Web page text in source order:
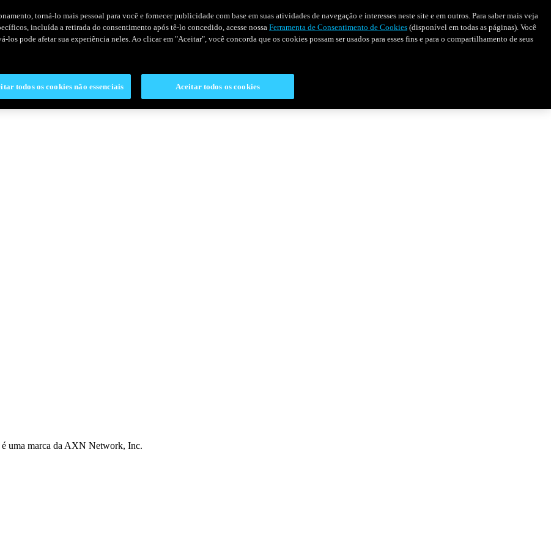
uma marca da AXN Network, Inc.
torná-lo mais pessoal para você e fornecer publicidade com base em suas atividades de navegação e interesses neste site e em outros. Para saber mais veja
incluída a retirada do consentimento após tê-lo concedido, acesse nossa Ferramenta de Consentimento de Cookies (disponível em todas as páginas). Você
pode afetar sua experiência neles. Ao clicar em "Aceitar", você concorda que os cookies possam ser usados para esses fins e para o compartilhamento de seus
todos os cookies não essenciais Aceitar todos os cookies